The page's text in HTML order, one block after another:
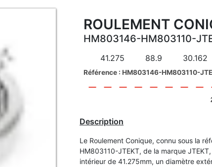
ROULEMENT
HM803146-HM803110-
41.275 88.9 30.162
Référence : HM803146-HM803110-
Description
Le Roulement Conique, connu sous la
HM803110-JTEKT, de la marque
intérieur de 41.275mm, un diamètre